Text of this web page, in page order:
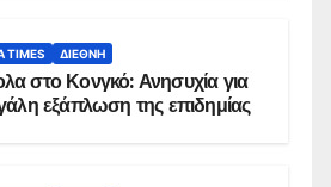
TIMES ΔΙΕΘΝΉ
στο Κονγκό: Ανησυχία για
εξάπλωση της επιδημίας